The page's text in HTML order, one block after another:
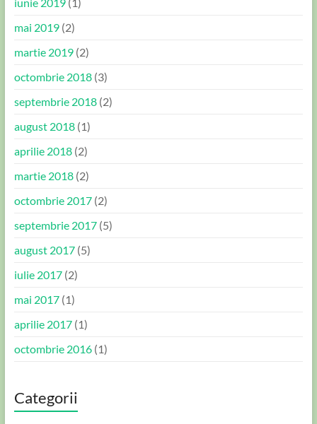
mai 2019(2)
martie 2019(2)
octombrie 2018(3)
septembrie 2018(2)
august 2018(1)
aprilie 2018(2)
martie 2018(2)
octombrie 2017(2)
septembrie 2017(5)
august 2017(5)
iulie 2017(2)
mai 2017(1)
aprilie 2017(1)
octombrie 2016(1)
Categorii